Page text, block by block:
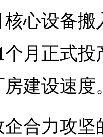
心设备
个月正式
房建设速度
合力攻